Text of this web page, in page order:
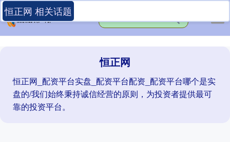
恒正网
恒正网_配资平台实盘_配资平台配资_配资平台哪个是实
盘的/我们始终秉持诚信经营的原则，为投资者提供最可
靠的投资平台。
恒正网 相关话题